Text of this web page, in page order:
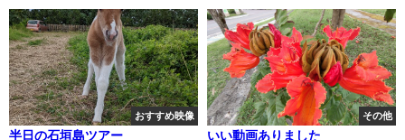
おすすめ映像
半日の石垣島ツアー
その他
いい動画ありました